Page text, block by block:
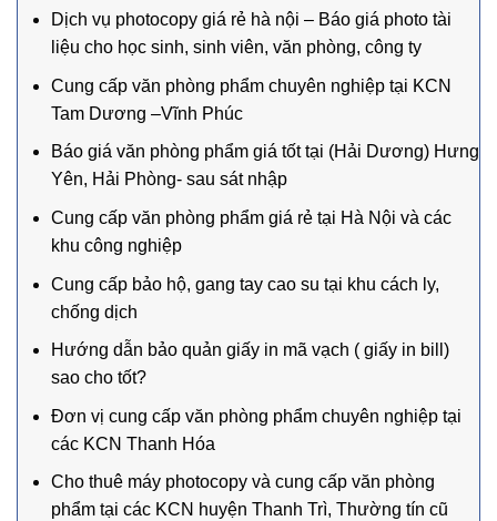
Dịch vụ photocopy giá rẻ hà nội – Báo giá photo tài
liệu cho học sinh, sinh viên, văn phòng, công ty
Cung cấp văn phòng phẩm chuyên nghiệp tại KCN
Tam Dương –Vĩnh Phúc
Báo giá văn phòng phẩm giá tốt tại (Hải Dương) Hưng
Yên, Hải Phòng- sau sát nhập
Cung cấp văn phòng phẩm giá rẻ tại Hà Nội và các
khu công nghiệp
Cung cấp bảo hộ, gang tay cao su tại khu cách ly,
chống dịch
Hướng dẫn bảo quản giấy in mã vạch ( giấy in bill)
sao cho tốt?
Đơn vị cung cấp văn phòng phẩm chuyên nghiệp tại
các KCN Thanh Hóa
Cho thuê máy photocopy và cung cấp văn phòng
phẩm tại các KCN huyện Thanh Trì, Thường tín cũ